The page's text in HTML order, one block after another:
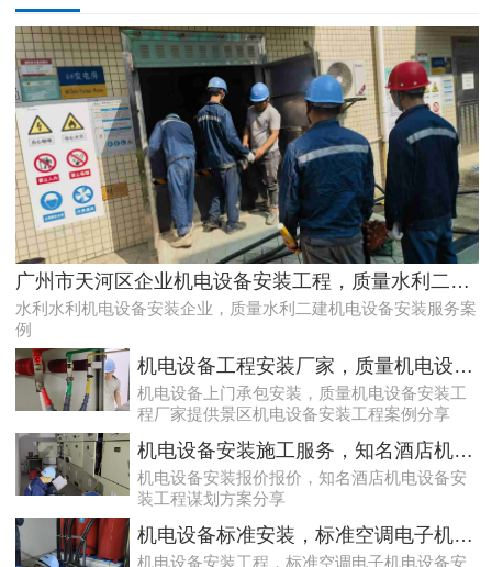
专业化白云低压配电房年检保养公司，全过程服务记录
遵从法规的荔湾配电房检测服务|降低配电房故障状态
广州市天河区企业机电设备安装工程，质量水利二建机电设备安装服务案例
水利水利机电设备安装企业，质量水利二建机电设备安装服务案
例
机电设备工程安装厂家，质量机电设备安装工程厂家提供景区机电设备安装工程案例分享
机电设备上门承包安装，质量机电设备安装工
程厂家提供景区机电设备安装工程案例分享
机电设备安装施工服务，知名酒店机电设备安装工程谋划方案分享
机电设备安装报价报价，知名酒店机电设备安
装工程谋划方案分享
机电设备标准安装，标准空调电子机电设备安装服务案例
机电设备安装工程，标准空调电子机电设备安